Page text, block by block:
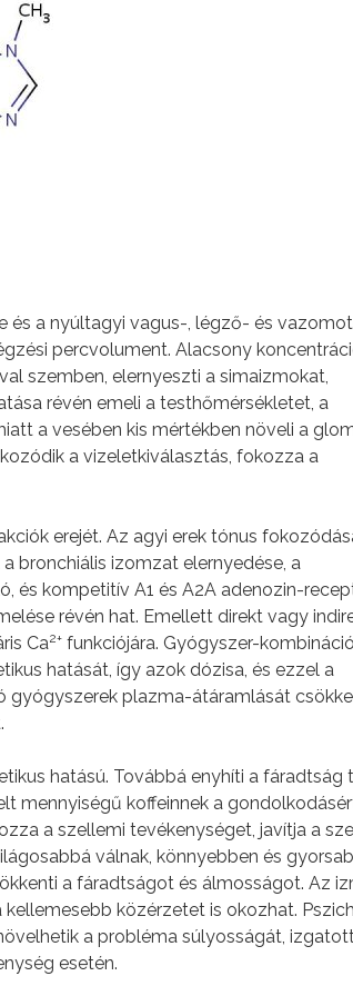
és a nyúltagyi vagus-, légző- és
percvolument. Alacsony
szemben, elernyeszti a simaizmokat,
révén emeli a testhőmérsékletet, a
a vesében kis mértékben növeli a
a vizeletkiválasztás, fokozza a
erejét. Az agyi erek tónus
bronchiális izomzat elernyedése, a
és kompetitív A1 és A2A adenozin-
révén hat. Emellett direkt vagy
Ca2+ funkciójára. Gyógyszer-
hatását, így azok dózisa, és ezzel a
plazma-átáramlását
hatású. Továbbá enyhíti a fáradtság
mennyiségű koffeinnek a
a szellemi tevékenységet, javítja a
válnak, könnyebben és
a fáradtságot és álmosságot. Az
közérzetet is okozhat.
a probléma súlyosságát,
esetén.